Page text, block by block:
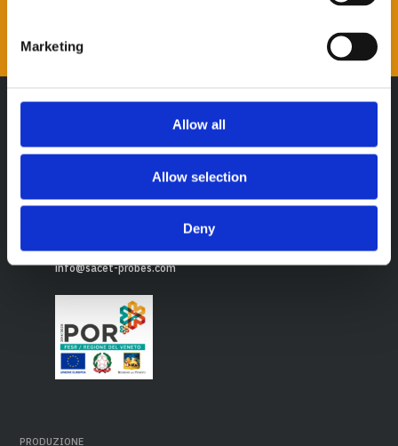
Marketing
Allow all
Allow selection
Deny
32100 - Belluno (BL) - Italy
+39 0437 33166
info@sacet-probes.com
PRODUZIONE